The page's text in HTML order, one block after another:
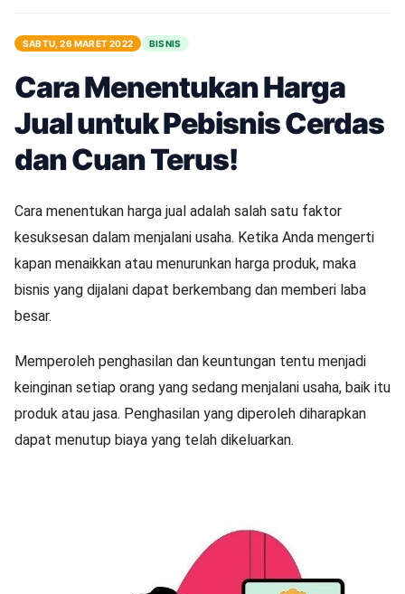
SABTU, 26 MARET 2022 BISNIS
Cara Menentukan Harga
Jual untuk Pebisnis Cerdas
dan Cuan Terus!
Cara menentukan harga jual adalah salah satu faktor
kesuksesan dalam menjalani usaha. Ketika Anda mengerti
kapan menaikkan atau menurunkan harga produk, maka
bisnis yang dijalani dapat berkembang dan memberi laba
besar.
Memperoleh penghasilan dan keuntungan tentu menjadi
keinginan setiap orang yang sedang menjalani usaha, baik itu
produk atau jasa. Penghasilan yang diperoleh diharapkan
dapat menutup biaya yang telah dikeluarkan.